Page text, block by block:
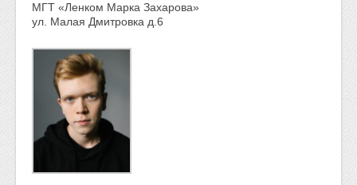
МГТ «Ленком Марка Захарова»
ул. Малая Дмитровка д.6